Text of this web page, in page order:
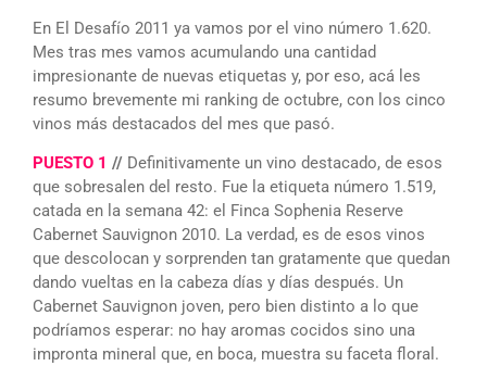
En El Desafío 2011 ya vamos por el vino número 1.620.
Mes tras mes vamos acumulando una cantidad
impresionante de nuevas etiquetas y, por eso, acá les
resumo brevemente mi ranking de octubre, con los cinco
vinos más destacados del mes que pasó.
PUESTO 1 // Definitivamente un vino destacado, de esos
que sobresalen del resto. Fue la etiqueta número 1.519,
catada en la semana 42: el Finca Sophenia Reserve
Cabernet Sauvignon 2010. La verdad, es de esos vinos
que descolocan y sorprenden tan gratamente que quedan
dando vueltas en la cabeza días y días después. Un
Cabernet Sauvignon joven, pero bien distinto a lo que
podríamos esperar: no hay aromas cocidos sino una
impronta mineral que, en boca, muestra su faceta floral.